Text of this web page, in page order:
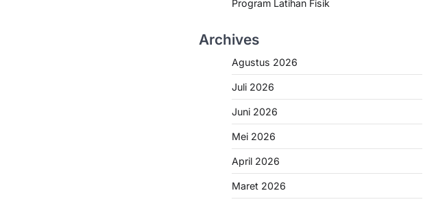
Program Latihan Fisik
Archives
Agustus 2026
Juli 2026
Juni 2026
Mei 2026
April 2026
Maret 2026